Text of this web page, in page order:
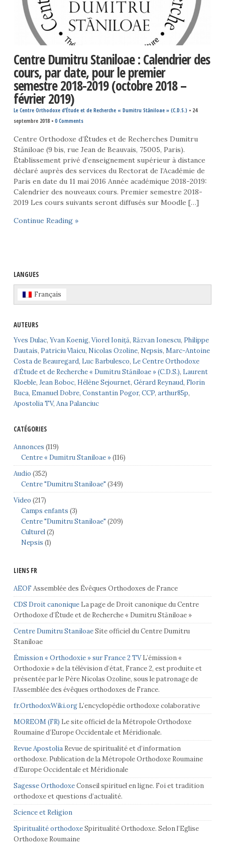
Centre Dumitru Staniloae : Calendrier des
cours, par date, pour le premier
semestre 2018-2019 (octobre 2018 –
février 2019)
Le Centre Orthodoxe d’Étude et de Recherche « Dumitru Stăniloae » (C.D.S.) • 24
septembre 2018• 0 Comments
Centre Orthodoxe d’Études et de Recherches Dumitru
Stăniloae (9 bis, rue Jean de Beauvais, 75005, Paris).
Établissement privé d’enseignement supérieur à distance
déclaré auprès des services du Rectorat de l’Académie de
Paris en date du 11 mai 2016 Année académique 2018-2019:
Calendrier des nouveaux cours. Premier semestre 2018-
2019 Les cours suivants seront diffusés sur Moodle […]
Continue Reading »
LANGUES
Français
AUTEURS
Yves Dulac, Yvan Koenig, Viorel Ioniță, Răzvan Ionescu, Philippe
Dautais, Patriciu Vlaicu, Nicolas Ozoline, Nepsis, Marc-Antoine
Costa de Beauregard, Luc Barbulesco, Le Centre Orthodoxe
d’Étude et de Recherche « Dumitru Stăniloae » (C.D.S.), Laurent
Kloeble, Jean Boboc, Hélène Sejournet, Gérard Reynaud, Florin
Buca, Emanuel Dobre, Constantin Pogor, CCP, arthur85p,
Apostolia TV, Ana Palanciuc
CATÉGORIES
Annonces (119)
Centre « Dumitru Staniloae »(116)
Audio (352)
Centre "Dumitru Staniloae" (349)
Video (217)
Camps enfants (3)
Centre "Dumitru Staniloae" (209)
Culturel(2)
Nepsis (1)
LIENS FR
AEOF Assemblée des Évêques Orthodoxes de France
CDS Droit canoniqueLa page de Droit canonique du Centre
Orthodoxe d’Étude et de Recherche « Dumitru Stăniloae »
Centre Dumitru StaniloaeSite officiel du Centre Dumitru
Staniloae
Émission « Orthodoxie » sur France 2 TVL’émission «
Orthodoxie » de la télévision d’état, France 2, est produite et
présentée par le Père Nicolas Ozoline, sous le patronage de
l’Assemblée des évêques orthodoxes de France.
fr.OrthodoxWiki.orgL’encyclopédie orthodoxe colaborative
MOREOM (FR) Le site officiel de la Métropole Orthodoxe
Roumaine d’Europe Occidentale et Méridionale.
Revue ApostoliaRevue de spiritualité et d’information
orthodoxe. Publication de la Métropole Orthodoxe Roumaine
d’Europe Occidentale et Méridionale
Sagesse OrthodoxeConseil spirituel en ligne. Foi et tradition
orthodoxe et questions d’actualité.
Science et Religion
Spiritualité orthodoxeSpiritualité Orthodoxe. Selon l’Eglise
Orthodoxe Roumaine